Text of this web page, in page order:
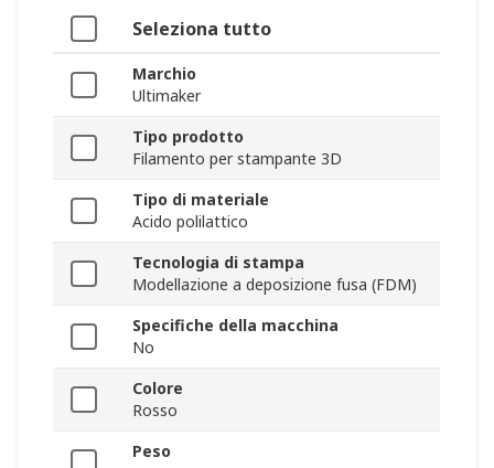
Seleziona tutto
Marchio
Ultimaker
Tipo prodotto
Filamento per stampante 3D
Tipo di materiale
Acido polilattico
Tecnologia di stampa
Modellazione a deposizione fusa (FDM)
Specifiche della macchina
No
Colore
Rosso
Peso